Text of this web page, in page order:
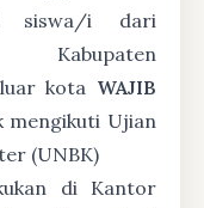
siswa/i dari
Kabupaten
kota WAJIB
mengikuti Ujian
(UNBK)
di Kantor